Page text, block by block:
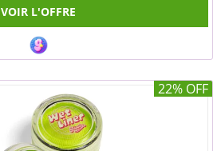
VOIR L'OFFRE
22% OFF